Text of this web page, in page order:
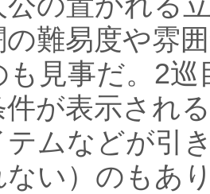
の難易度や雰
見事だ。2
件が表示され
テムなどが引
ない）のもあ